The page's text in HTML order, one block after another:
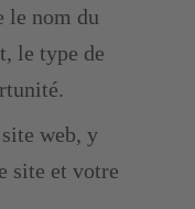
le nom du
le type de
web, y
site et votre